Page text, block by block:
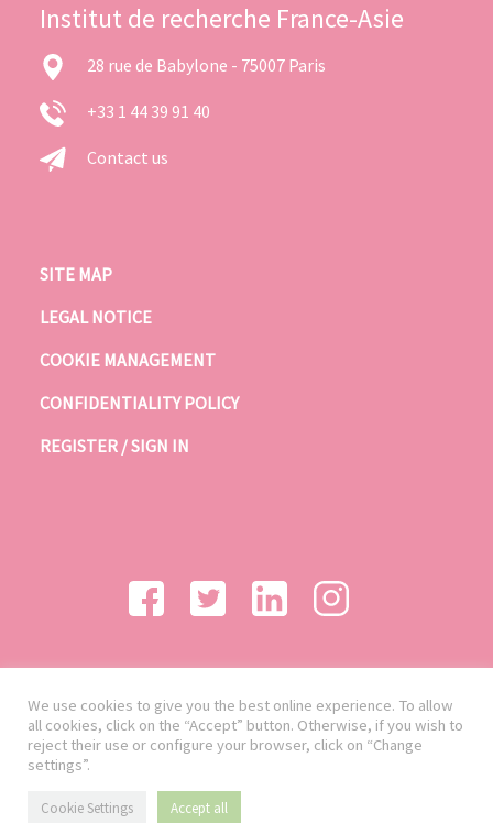
Institut de recherche France-Asie
28 rue de Babylone - 75007 Paris
+33 1 44 39 91 40
Contact us
SITE MAP
LEGAL NOTICE
COOKIE MANAGEMENT
CONFIDENTIALITY POLICY
REGISTER / SIGN IN
We use cookies to give you the best online experience. To allow
all cookies, click on the “Accept” button. Otherwise, if you wish to
reject their use or configure your browser, click on “Change
settings”.
Cookie Settings Accept all